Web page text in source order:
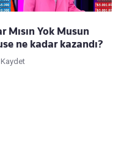
Mısın Yok Musun
ne kadar kazandı?
Kaydet